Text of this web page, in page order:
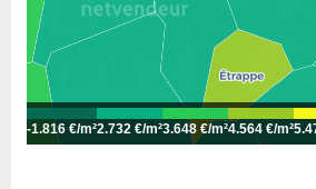
-1.816 €/m²2.732 €/m²3.648 €/m²4.564 €/m²